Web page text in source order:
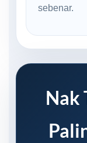
sebenar.
Nak